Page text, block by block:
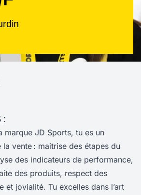
:
marque JD Sports, tu es un
vente : maitrise des étapes du
des indicateurs de performance,
des produits, respect des
et jovialité. Tu excelles dans l’art